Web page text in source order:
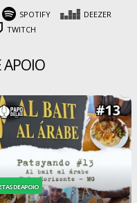
SPOTIFY
DEEZER
TWITCH
APOIO
DE APOIO